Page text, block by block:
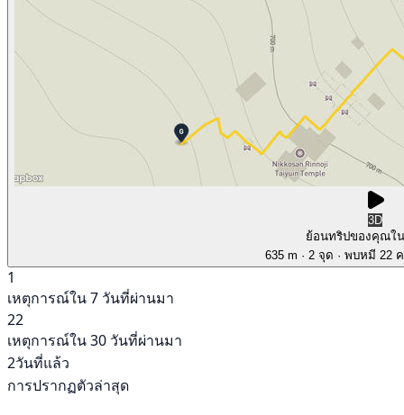
3D
ย้อนทริปของคุณใ
635 m · 2 จุด · พบหมี 22
1
เหตุการณ์ใน 7 วันที่ผ่านมา
22
เหตุการณ์ใน 30 วันที่ผ่านมา
2วันที่แล้ว
การปรากฏตัวล่าสุด